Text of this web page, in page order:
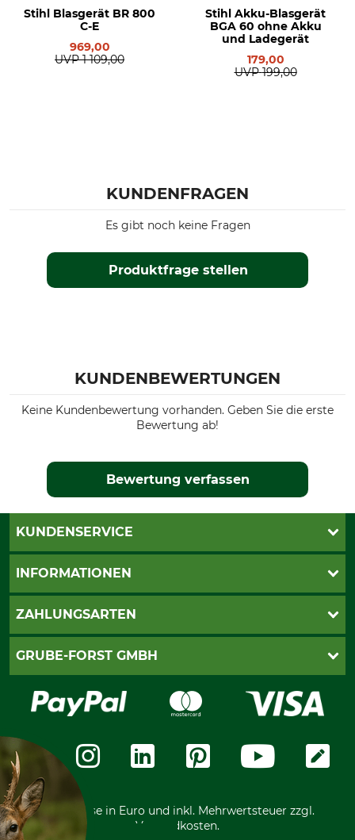
Stihl Blasgerät BR 800
C-E
969,00
UVP 1 109,00
Stihl Akku-Blasgerät
BGA 60 ohne Akku
und Ladegerät
179,00
UVP 199,00
KUNDENFRAGEN
Produktfrage stellen
Es gibt noch keine Fragen
KUNDENBEWERTUNGEN
Keine Kundenbewertung vorhanden. Geben Sie die erste
Bewertung ab!
Bewertung verfassen
KUNDENSERVICE
Katalogbestellung
INFORMATIONEN
AGB
Widerrufsformular
Zahlungsarten
ZAHLUNGSARTEN
PayPal
Rechnung
Vorkasse
GRUBE-FORST GMBH
Karriere
Über uns
Community
International
*Alle Preise in Euro und inkl. Mehrwertsteuer zzgl.
Versandkosten.